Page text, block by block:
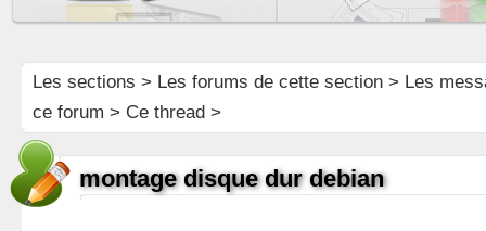
Les sections > Les forums de cette section> Les
ce forum > Ce thread >
montage disque dur debian